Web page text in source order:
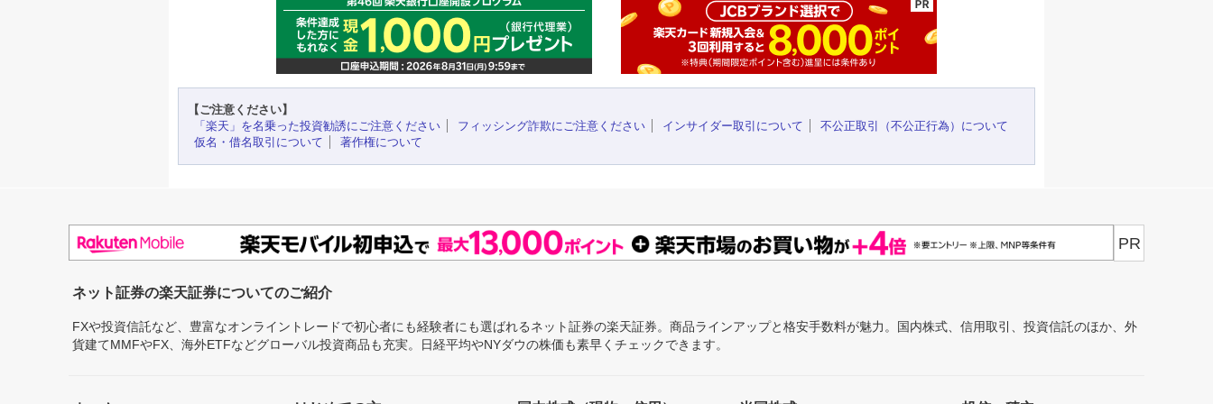
【ご注意ください】
「楽天」を名乗った投資勧誘にご注意ください
フィッシング詐欺にご注意ください インサイダー取引について
不公正取引（不公正行為）について
仮名・借名取引について
著作権について
PR
ネット証券の楽天証券についてのご紹介
FXや投資信託など、豊富なオンライントレードで初心者にも経験者にも選ばれるネット証券の楽天証券。商品ラインアップと格安手数料が魅力。国内株式、信用取引、投資信託のほか、外
貨建てMMFやFX、海外ETFなどグローバル投資商品も充実。日経平均やNYダウの株価も素早くチェックできます。